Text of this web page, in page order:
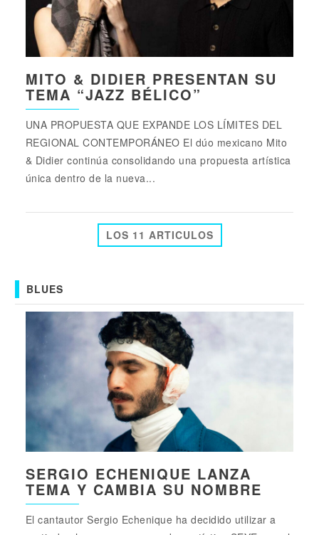
MITO & DIDIER PRESENTAN SU
TEMA “JAZZ BÉLICO”
UNA PROPUESTA QUE EXPANDE LOS LÍMITES DEL
REGIONAL CONTEMPORÁNEO El dúo mexicano Mito
& Didier continúa consolidando una propuesta artística
única dentro de la nueva...
LOS 11 ARTICULOS
BLUES
SERGIO ECHENIQUE LANZA
TEMA Y CAMBIA SU NOMBRE
El cantautor Sergio Echenique ha decidido utilizar a